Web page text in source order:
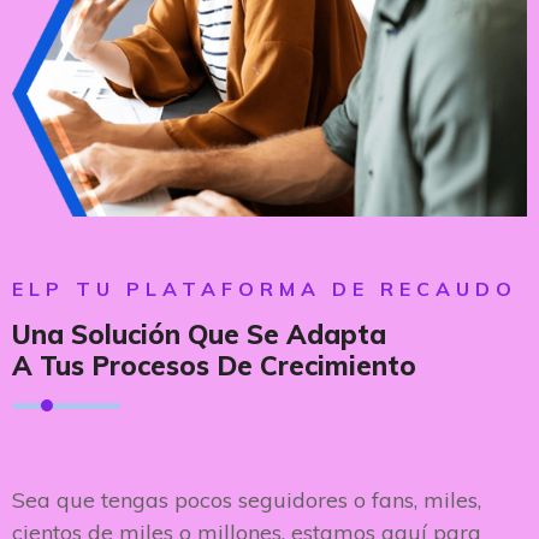
ELP TU PLATAFORMA DE RECAUDO
Una Solución Que Se Adapta
A Tus Procesos De Crecimiento
Sea que tengas pocos seguidores o fans, miles,
cientos de miles o millones, estamos aquí para